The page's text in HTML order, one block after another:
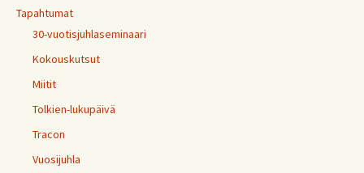
Tapahtumat
30-vuotisjuhlaseminaari
Kokouskutsut
Miitit
Tolkien-lukupäivä
Tracon
Vuosijuhla